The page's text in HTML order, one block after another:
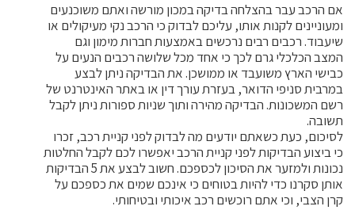
אם הרכב עבר בהצלחה בדיקה במכון מורשה ואתם משוכנעים
ומעוניינים לקנות אותו, עליכם לבדוק כי הרכב נקי מעיקולים או
שיעבוד. רכבים רבים נרכשים באמצעות חברות מימון וגם
המצב הכלכלי גרם לכך כי אחד מכל שלושה רכבים הנעים על
כבישי הארץ משועבד או ממושכן. את הבדיקה ניתן לבצע
במרבית סניפי הדואר, בעזרת עורך דין או באתר האינטרנט של
רשם המשכונות. הבדיקה מהירה ותוך שניות ספורות ניתן לקבל
תשובה.
לסיכום, כעת כשאתם יודעים מה לבדוק לפני קניית רכב, זכרו
כי ביצוע הבדיקות לפני קניית הרכב יאפשרו לכם לקבל החלטות
נכונות ולמזער את הסיכון לכספכם. חשוב לבצע את 5 הבדיקות
אותן סקרנו כדי להיות בטוחים כי אינכם שמים את כספכם על
קרן הצבי, וכי אתם רוכשים רכב איכותי ובטיחותי.